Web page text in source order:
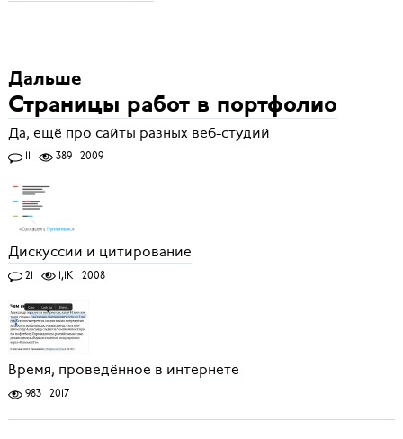
Дальше
Страницы работ в портфолио
Да, ещё про сайты разных веб-студий
11 389 2009
Дискуссии и цитирование
21 1,1K 2008
Время, проведённое в интернете
983 2017